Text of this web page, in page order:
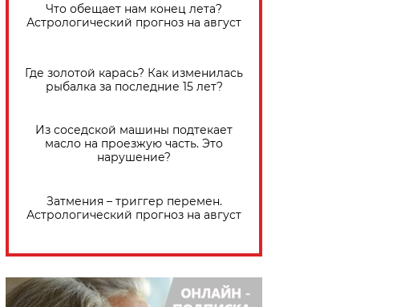
​Что обещает нам конец лета?
Астрологический прогноз на август
Где золотой карась? Как изменилась
рыбалка за последние 15 лет?
Из соседской машины подтекает
масло на проезжую часть. Это
нарушение?
Затмения – триггер перемен.
Астрологический прогноз на август